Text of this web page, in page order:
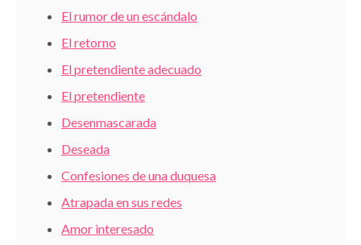
El rumor de un escándalo
El retorno
El pretendiente adecuado
El pretendiente
Desenmascarada
Deseada
Confesiones de una duquesa
Atrapada en sus redes
Amor interesado